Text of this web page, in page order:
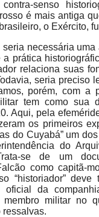
senso
é mais antiga
o Exército,
seria necessária
a prática
relaciona suas
seria preciso
porém, com a
tem como sua
Aqui, pela
os primeiros
do Cuyabá” um
do
se de um
como capitã-
“historiador” deve
oficial da
membro militar no
ressalvas.